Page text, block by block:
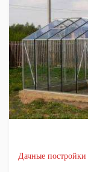
Дачные постройки